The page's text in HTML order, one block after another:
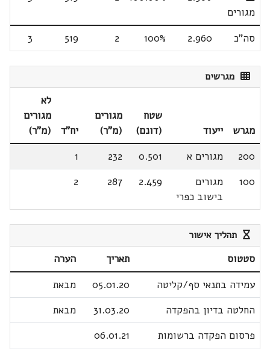
מגורים
סה"כ 2.960
100%
2
519
3
מגרשים
מגרש ייעוד
שטח
(דונם)
מגורים
(מ"ר)
יח"ד
לא
מגורים
(מ"ר)
200
מגורים א 0.501
232
1
100
מגורים
בישוב כפרי
2.459
287
2
תהליך אישור
סטטוס תאריך
הערה
עמידה בתנאי סף/קליטה
05.01.20
מבאת
החלטה בדיון בהפקדה
31.03.20
מבאת
פרסום הפקדה ברשומות
06.01.21